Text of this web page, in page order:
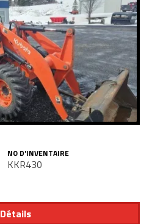
Détails
NO D'INVENTAIRE
KKR430